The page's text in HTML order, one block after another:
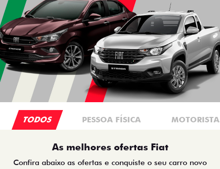
TODOS PESSOA FÍSICA
As melhores ofertas Fiat
Confira abaixo as ofertas e conquiste o seu carro novo